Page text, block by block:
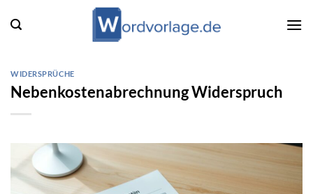
Inhalt
WIDERSPRÜCHE
Nebenkostenabrechnung Widerspruch